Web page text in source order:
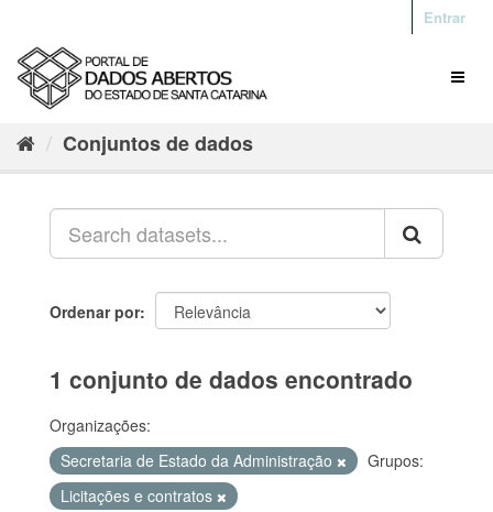
Entrar
Conjuntos de dados
Ordenar por
1 conjunto de dados encontrado
Organizações:
Secretaria de Estado da Administração
Grupos:
Licitações e contratos